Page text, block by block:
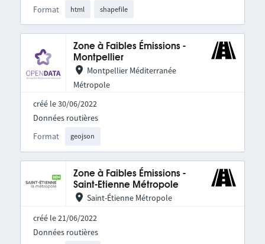
Format html shapefile
Zone à Faibles Émissions -
Montpellier
Montpellier Méditerranée
Métropole
créé le 30/06/2022
Format geojson
Données routières
Zone à Faibles Émissions -
Saint-Etienne Métropole
Saint-Étienne Métropole
créé le 21/06/2022
Données routières